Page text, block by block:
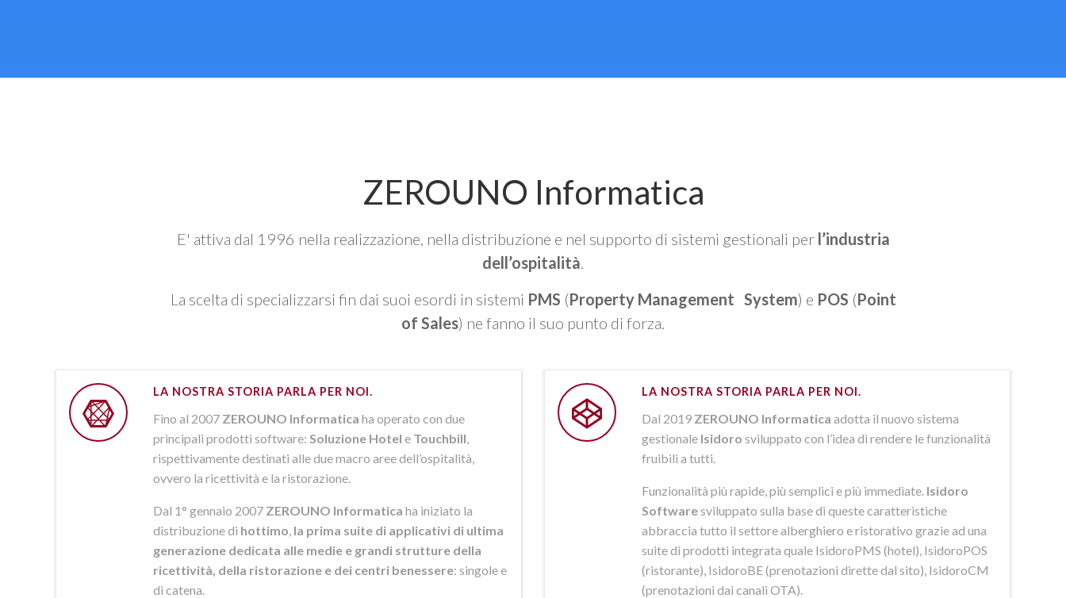
ZEROUNO Informatica
E' attiva dal 1996 nella realizzazione, nella distribuzione e nel supporto di sistemi gestionali per l’industria
dell’ospitalità
La scelta di specializzarsi fin dai suoi esordi in sistemi PMS (Property Management System) e POS (Point
of Sales) ne fanno il suo punto di forza.
LA NOSTRA STORIA PARLA PER NOI.
Fino al 2007 ZEROUNO Informatica ha operato con due
principali prodotti software: Soluzione Hotel e Touchbill
rispettivamente destinati alle due macro aree dell’ospitalità,
ovvero la ricettività e la ristorazione.
Dal 1° gennaio 2007 ZEROUNO Informatica ha iniziato la
distribuzione di hottimo la prima suite di applicativi di ultima
generazione dedicata alle medie e grandi strutture della
ricettività, della ristorazione e dei centri benessere: singole e
di catena.
LA NOSTRA STORIA PARLA PER NOI.
Dal 2019 ZEROUNO Informatica adotta il nuovo sistema
gestionale Isidoro sviluppato con l’idea di rendere le funzionalità
fruibili a tutti.
Funzionalità più rapide, più semplici e più immediate. Isidoro
Softwaresviluppato sulla base di queste caratteristiche
abbraccia tutto il settore alberghiero e ristorativo grazie ad una
suite di prodotti integrata quale IsidoroPMS (hotel), IsidoroPOS
(ristorante), IsidoroBE (prenotazioni dirette dal sito), IsidoroCM
(prenotazioni dai canali OTA).